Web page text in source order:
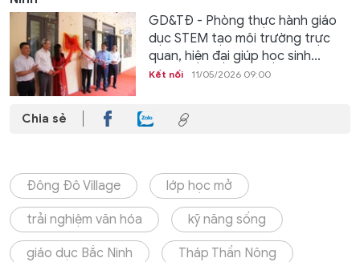
GD&TĐ - Phòng thực hành giáo
dục STEM tạo môi trường trực
quan, hiện đại giúp học sinh...
Kết nối 11/05/2026 09:00
Chia sẻ
Đông Đô Village lớp học mở
trải nghiệm văn hóa kỹ năng sống
giáo dục Bắc Ninh Tháp Thần Nông